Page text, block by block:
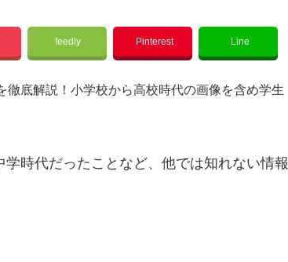
feedly Pinterest Line
底解説！小学校から高校時代の画像を含め学生
時代だったことなど、他では知れない情報